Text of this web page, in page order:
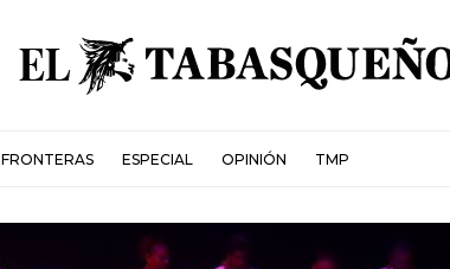
FRONTERAS ESPECIAL OPINIÓN TMP